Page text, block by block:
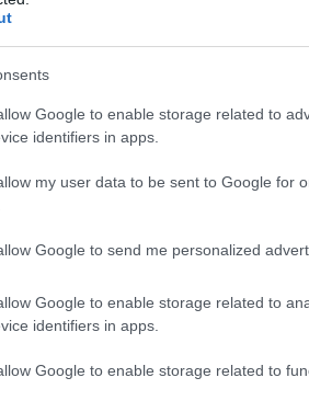
Google to enable storage related to
identifiers in apps.
my user data to be sent to Google for
Google to send me personalized
Google to enable storage related to
identifiers in apps.
Google to enable storage related to
és a 4-
felett fizet!